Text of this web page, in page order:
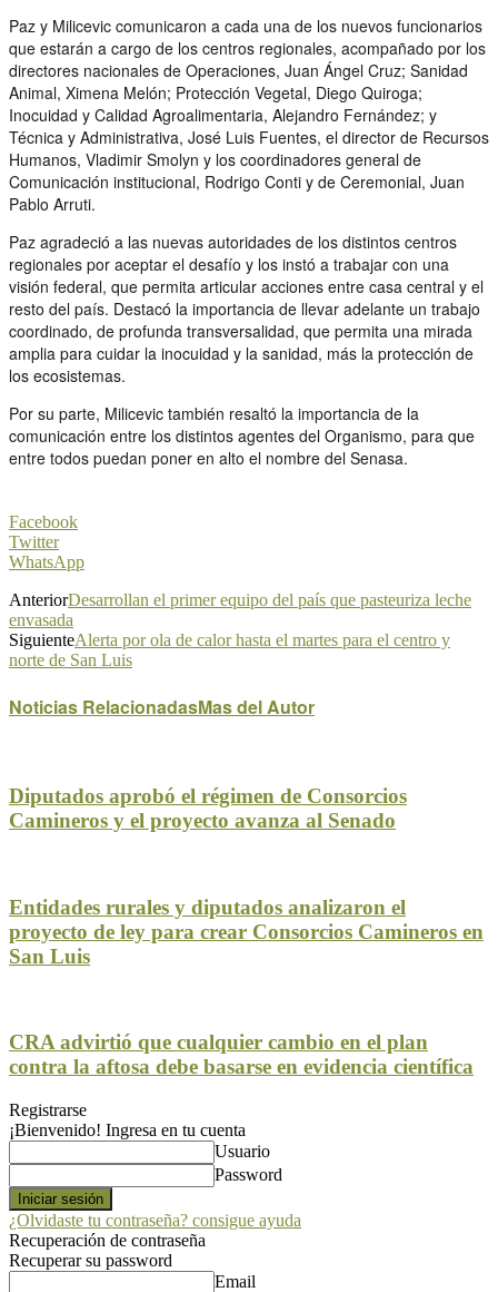
Paz y Milicevic comunicaron a cada una de los nuevos funcionarios
que estarán a cargo de los centros regionales, acompañado por los
directores nacionales de Operaciones, Juan Ángel Cruz; Sanidad
Animal, Ximena Melón; Protección Vegetal, Diego Quiroga;
Inocuidad y Calidad Agroalimentaria, Alejandro Fernández; y
Técnica y Administrativa, José Luis Fuentes, el director de Recursos
Humanos, Vladimir Smolyn y los coordinadores general de
Comunicación institucional, Rodrigo Conti y de Ceremonial, Juan
Pablo Arruti.
Paz agradeció a las nuevas autoridades de los distintos centros
regionales por aceptar el desafío y los instó a trabajar con una
visión federal, que permita articular acciones entre casa central y el
resto del país. Destacó la importancia de llevar adelante un trabajo
coordinado, de profunda transversalidad, que permita una mirada
amplia para cuidar la inocuidad y la sanidad, más la protección de
los ecosistemas.
Por su parte, Milicevic también resaltó la importancia de la
comunicación entre los distintos agentes del Organismo, para que
entre todos puedan poner en alto el nombre del Senasa.
Facebook
Twitter
WhatsApp
AnteriorDesarrollan el primer equipo del país que pasteuriza leche
envasada
SiguienteAlerta por ola de calor hasta el martes para el centro y
norte de San Luis
Noticias RelacionadasMas del Autor
Diputados aprobó el régimen de Consorcios
Camineros y el proyecto avanza al Senado
Entidades rurales y diputados analizaron el
proyecto de ley para crear Consorcios Camineros en
San Luis
CRA advirtió que cualquier cambio en el plan
contra la aftosa debe basarse en evidencia científica
Registrarse
¡Bienvenido! Ingresa en tu cuenta
Usuario
Password
¿Olvidaste tu contraseña? consigue ayuda
Recuperación de contraseña
Recuperar su password
Email